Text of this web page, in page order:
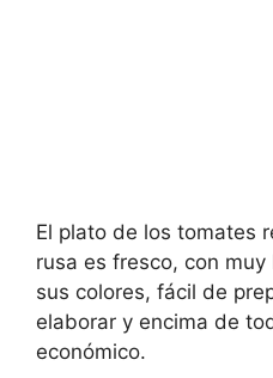
El plato de los tomates
rusa es fresco, con
sus colores, fácil de
elaborar y encima de
económico.